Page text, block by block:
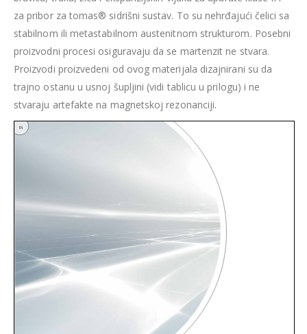
za pribor za tomas® sidrišni sustav. To su nehrđajući čelici sa
stabilnom ili metastabilnom austenitnom strukturom. Posebni
proizvodni procesi osiguravaju da se martenzit ne stvara.
Proizvodi proizvedeni od ovog materijala dizajnirani su da
trajno ostanu u usnoj šupljini (vidi tablicu u prilogu) i ne
stvaraju artefakte na magnetskoj rezonanciji.